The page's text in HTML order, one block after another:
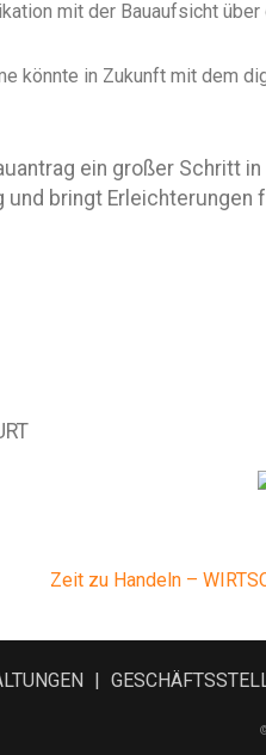
mit der Bauaufsicht
könnte in Zukunft mit dem
ein großer Schritt in
bringt Erleichterungen
Zeit zu Handeln –